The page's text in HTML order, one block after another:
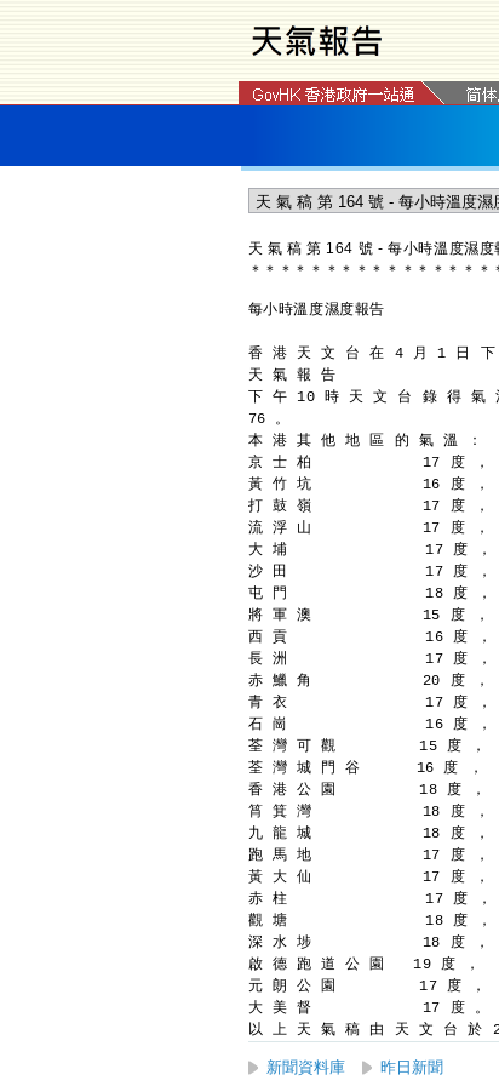
天 氣 稿 第 164 號 - 每小時溫度濕度
＊ ＊ ＊ ＊ ＊ ＊ ＊ ＊ ＊ ＊ ＊ ＊ ＊ ＊ ＊ ＊
每小時溫度濕度報告
香 港 天 文 台 在 4 月 1 日
天 氣 報 告
下 午 10 時 天 文 台 錄 得
76 。
本 港 其 他 地 區 的 氣 溫 ：
京 士 柏            17 度 ，
黃 竹 坑            16 度 ，
打 鼓 嶺            17 度 ，
流 浮 山            17 度 ，
大 埔               17 度 ，
沙 田               17 度 ，
屯 門               18 度 ，
將 軍 澳            15 度 ，
西 貢               16 度 ，
長 洲               17 度 ，
赤 鱲 角            20 度 ，
青 衣               17 度 ，
石 崗               16 度 ，
荃 灣 可 觀         15 度 ，
荃 灣 城 門 谷      16 度 ，
香 港 公 園         18 度 ，
筲 箕 灣            18 度 ，
九 龍 城            18 度 ，
跑 馬 地            17 度 ，
黃 大 仙            17 度 ，
赤 柱               17 度 ，
觀 塘               18 度 ，
深 水 埗            18 度 ，
啟 德 跑 道 公 園   19 度 ，
元 朗 公 園         17 度 ，
大 美 督            17 度 。
以 上 天 氣 稿 由 天 文 台 於
新聞資料庫 昨日新聞